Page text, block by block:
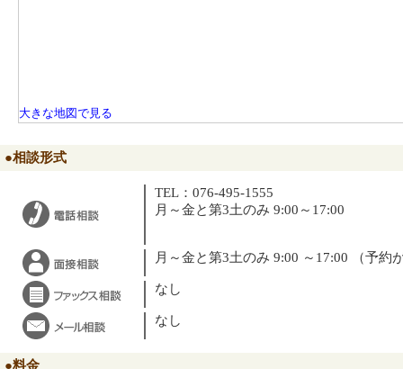
大きな地図で見る
●相談形式
TEL：076-495-1555
月～金と第3土のみ 9:00～17:00
月～金と第3土のみ 9:00 ～17:00 （予約
なし
なし
●料金